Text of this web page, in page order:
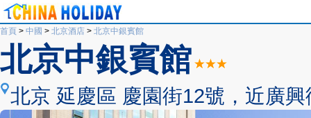
首頁 > 中國 > 北京酒店 > 北京中銀賓館
北京中銀賓館
北京 延慶區 慶園街12號，近廣興